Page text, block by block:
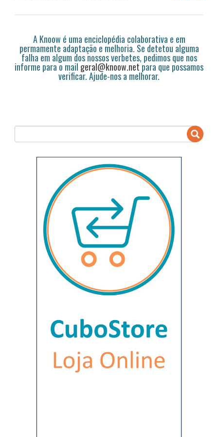
A Knoow é uma enciclopédia colaborativa e em
permamente adaptação e melhoria. Se detetou alguma
falha em algum dos nossos verbetes, pedimos que nos
informe para o mail geral@knoow.netpara que possamos
verificar. Ajude-nos a melhorar.